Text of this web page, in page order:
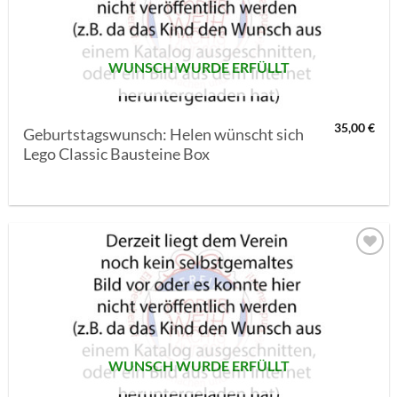
WUNSCH WURDE ERFÜLLT
Geburtstagswunsch: Helen wünscht sich
Lego Classic Bausteine Box
35,00€
WUNSCH WURDE ERFÜLLT